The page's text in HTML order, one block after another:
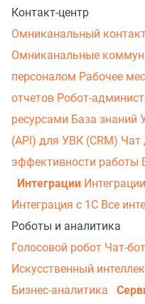
Контакт-центр
Омниканальный
Омниканальные
персоналом Рабочее
отчетов Робот-
ресурсами База знаний
(API) для УВК (CRM) Чат
эффективности работы
Интеграции
Интеграция с 1С Все
Роботы и аналитика
Голосовой робот Чат-бот
Искусственный
Бизнес-аналитика